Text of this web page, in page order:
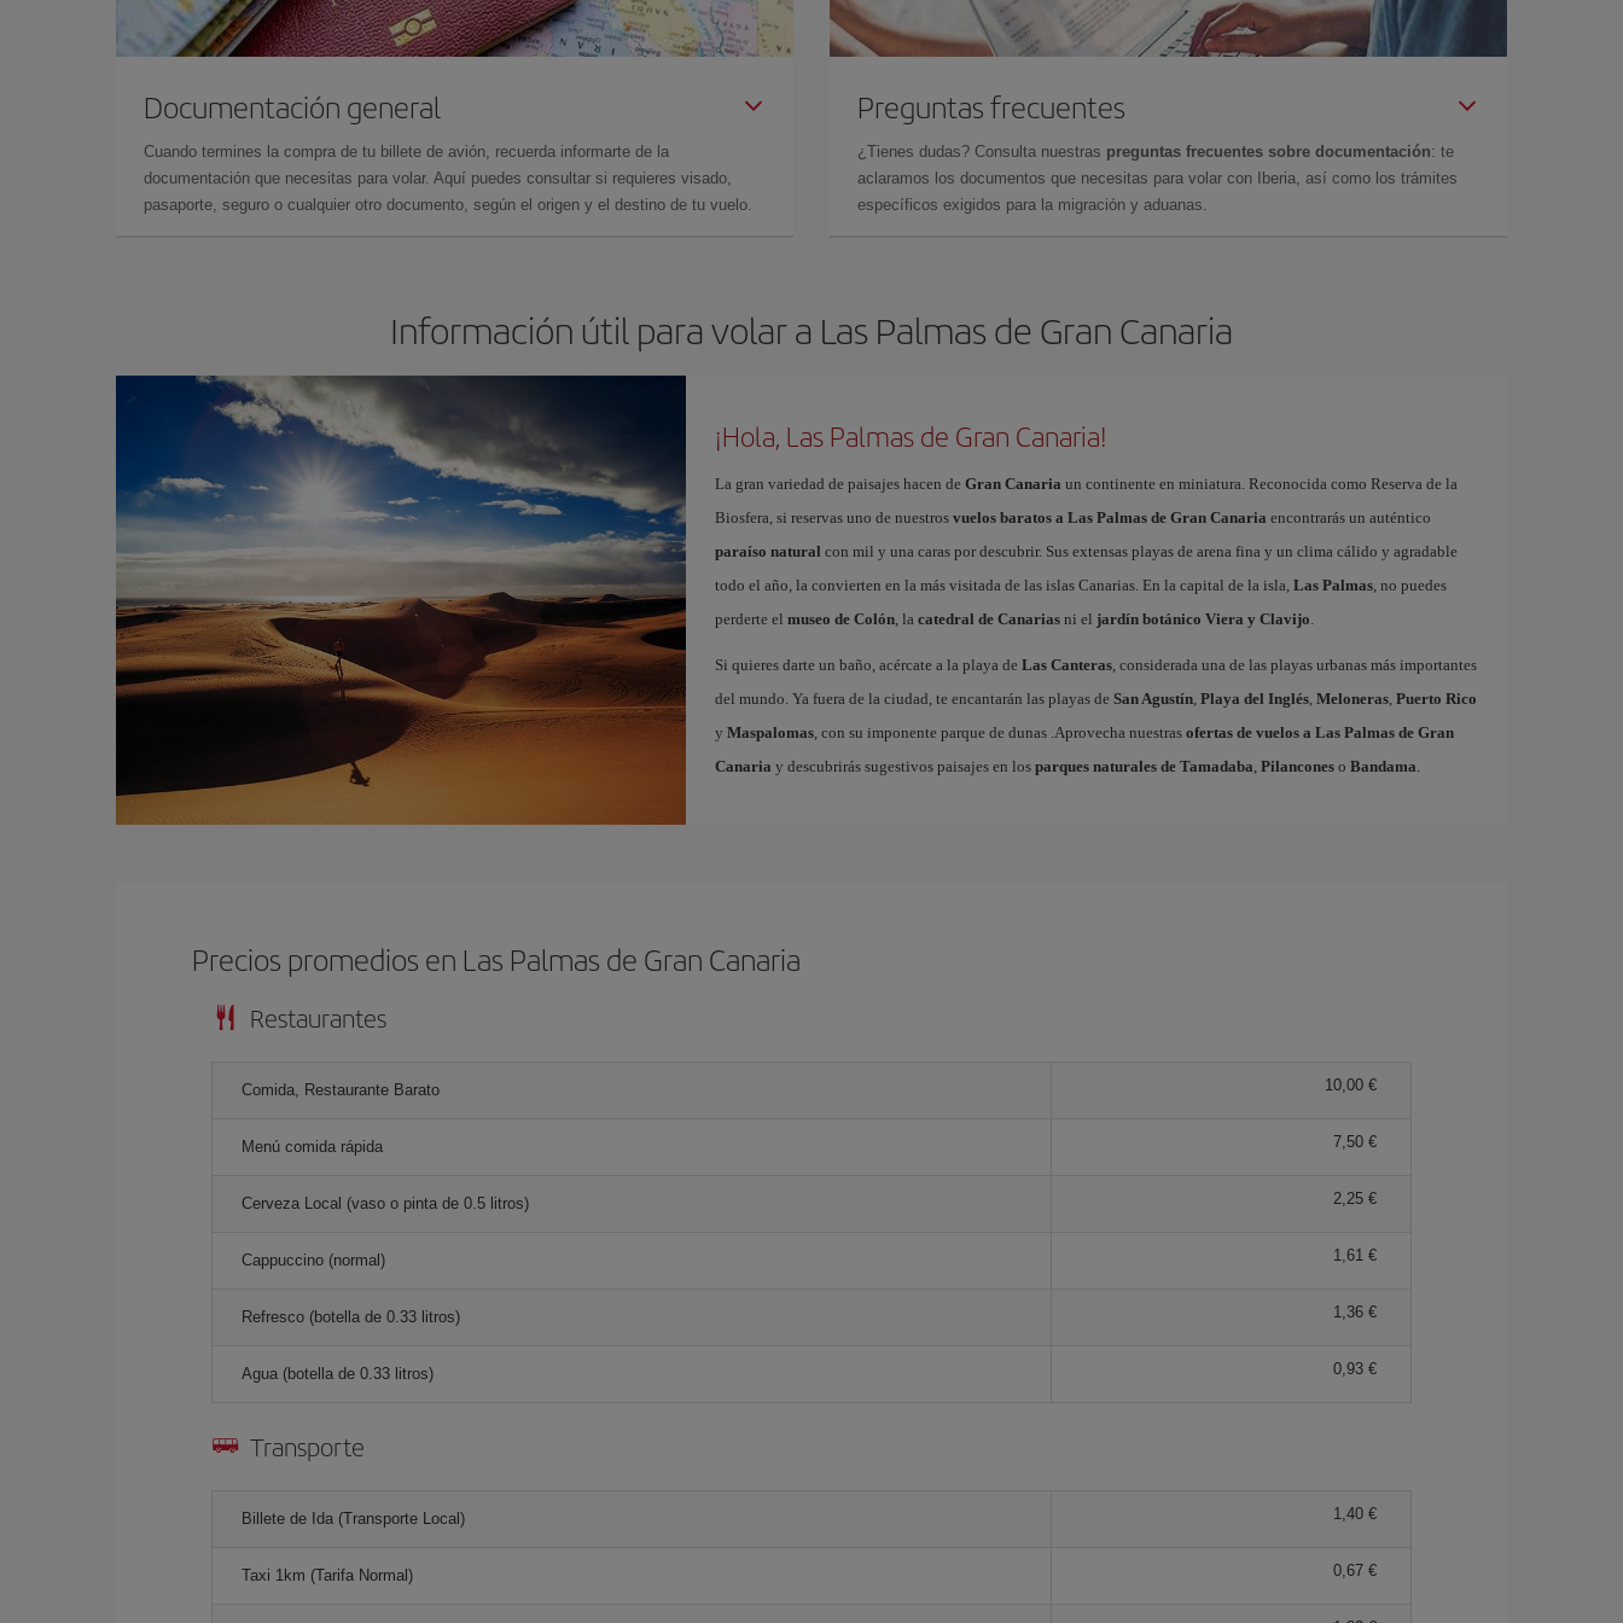
Documentación general
Cuando termines la compra de tu billete de avión, recuerda informarte de la
documentación que necesitas para volar. Aquí puedes consultar si requieres visado,
pasaporte, seguro o cualquier otro documento, según el origen y el destino de tu vuelo.
Preguntas frecuentes
¿Tienes dudas? Consulta nuestras preguntas frecuentes sobre documentación: te
aclaramos los documentos que necesitas para volar con Iberia, así como los trámites
específicos exigidos para la migración y aduanas.
Información útil para volar a Las Palmas de Gran Canaria
¡Hola, Las Palmas de Gran Canaria!
La gran variedad de paisajes hacen de Gran Canaria un continente en miniatura. Reconocida como Reserva de la
Biosfera, si reservas uno de nuestros vuelos baratos a Las Palmas de Gran Canaria encontrarás un auténtico
paraíso natural con mil y una caras por descubrir. Sus extensas playas de arena fina y un clima cálido y agradable
todo el año, la convierten en la más visitada de las islas Canarias. En la capital de la isla, Las Palmas, no puedes
perderte el museo de Colón, la catedral de Canariasni el jardín botánico Viera y Clavijo.
Si quieres darte un baño, acércate a la playa de Las Canteras, considerada una de las playas urbanas más importantes
del mundo. Ya fuera de la ciudad, te encantarán las playas de San Agustín, Playa del Inglés, Meloneras, Puerto Rico
y Maspalomas, con su imponente parque de dunas .Aprovecha nuestras ofertas de vuelos a Las Palmas de Gran
Canaria y descubrirás sugestivos paisajes en los parques naturales de Tamadaba, Pilanconeso Bandama.
Precios promedios en Las Palmas de Gran Canaria
Restaurantes
Comida, Restaurante Barato 10,00 €
Menú comida rápida 7,50 €
Cerveza Local (vaso o pinta de 0.5 litros) 2,25 €
Cappuccino (normal) 1,61 €
Refresco (botella de 0.33 litros) 1,36 €
Agua (botella de 0.33 litros) 0,93 €
Transporte
Billete de Ida (Transporte Local) 1,40 €
Taxi 1km (Tarifa Normal) 0,67 €